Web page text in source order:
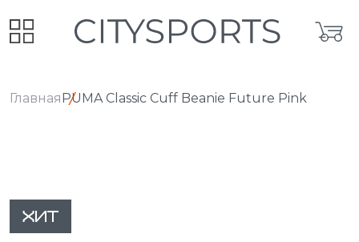
ГлавнаяPUMA Classic Cuff Beanie Future Pink
ХИТ